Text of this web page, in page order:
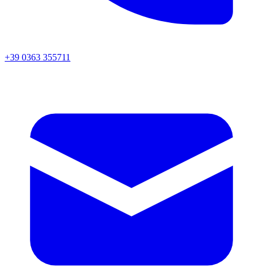
+39 0363 355711